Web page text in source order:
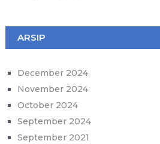
ARSIP
December 2024
November 2024
October 2024
September 2024
September 2021